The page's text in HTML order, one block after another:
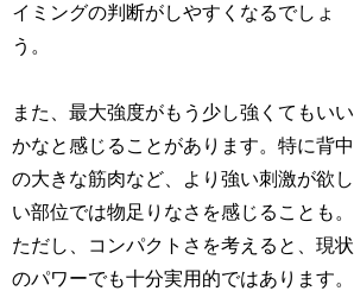
イミングの判断がしやすくなるでしょ
う。
また、最大強度がもう少し強くてもいい
かなと感じることがあります。特に背中
の大きな筋肉など、より強い刺激が欲し
い部位では物足りなさを感じることも。
ただし、コンパクトさを考えると、現状
のパワーでも十分実用的ではあります。